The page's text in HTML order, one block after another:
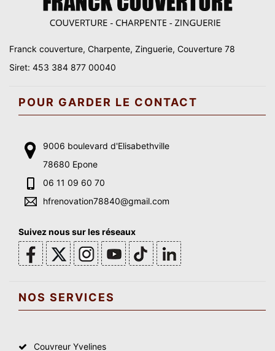
Franck couverture, Charpente, Zinguerie, Couverture 78
Siret: 453 384 877 00040
POUR GARDER LE CONTACT
9006 boulevard d'Elisabethville
78680 Epone
06 11 09 60 70
hfrenovation78840@gmail.com
Suivez nous sur les réseaux
NOS SERVICES
Couvreur Yvelines